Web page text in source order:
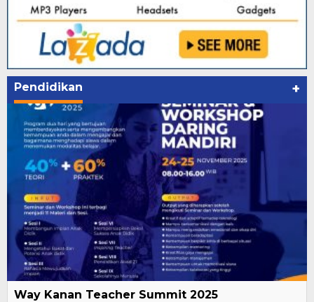
Pendidikan +
Way Kanan Teacher Summit 2025